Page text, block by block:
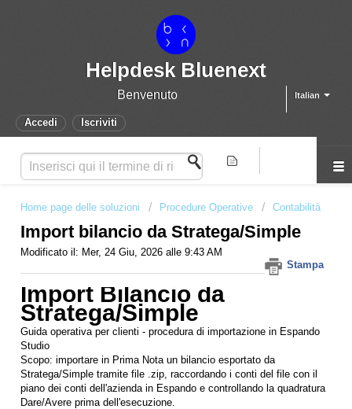
Helpdesk Bluenext
Italian
Benvenuto
Accedi Iscriviti
Home page delle soluzioni Procedure Operative Contabilità
Import bilancio da Stratega/Simple
Stampa
Modificato il: Mer, 24 Giu, 2026 alle 9:43 AM
Import Bilancio da
Stratega/Simple
Guida operativa per clienti - procedura di importazione in Espando
Studio
Scopo: importare in Prima Nota un bilancio esportato da
Stratega/Simple tramite file .zip, raccordando i conti del file con il
piano dei conti dell'azienda in Espando e controllando la quadratura
Dare/Avere prima dell'esecuzione.